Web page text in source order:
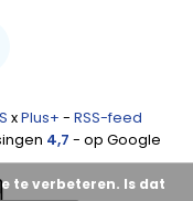
xPlus+ - RSS-feed
4,7 - op Google
te verbeteren. Is dat